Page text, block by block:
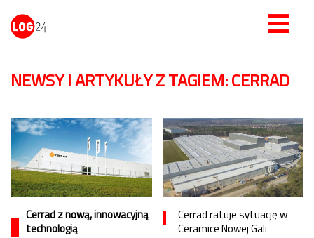
NEWSY I ARTYKUŁY Z TAGIEM: CERRAD
Cerrad z nową, innowacyjną
technologią
Cerrad ratuje sytuację w
Ceramice Nowej Gali